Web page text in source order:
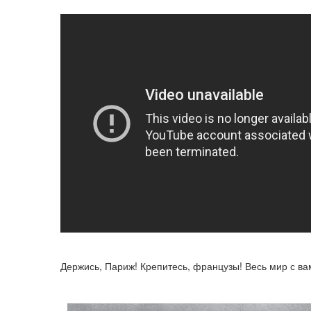
Держись, Париж! Крепитесь, французы! Весь мир с